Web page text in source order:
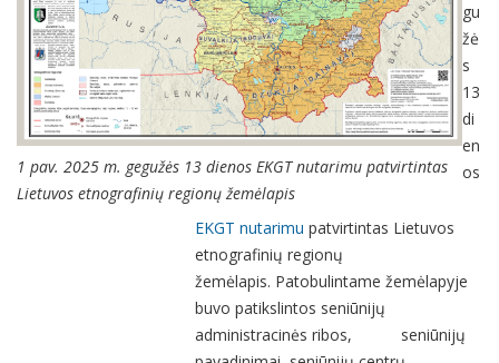
1 pav. 2025 m. gegužės 13 dienos EKGT nutarimu patvirtintas
Lietuvos etnografinių regionų žemėlapis
gu
žė
s
13
di
en
os
EKGT nutarimu patvirtintas Lietuvos
etnografinių regionų
žemėlapis. Patobulintame žemėlapyje
buvo patikslintos seniūnijų
administracinės ribos, seniūnijų